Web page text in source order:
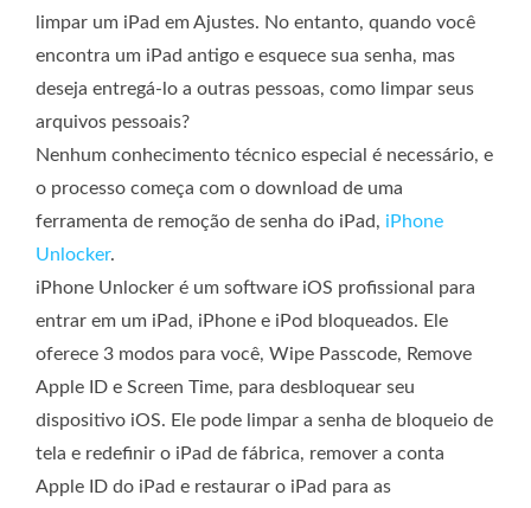
limpar um iPad em Ajustes. No entanto, quando você
encontra um iPad antigo e esquece sua senha, mas
deseja entregá-lo a outras pessoas, como limpar seus
arquivos pessoais?
Nenhum conhecimento técnico especial é necessário, e
o processo começa com o download de uma
ferramenta de remoção de senha do iPad, iPhone
Unlocker.
iPhone Unlocker é um software iOS profissional para
entrar em um iPad, iPhone e iPod bloqueados. Ele
oferece 3 modos para você, Wipe Passcode, Remove
Apple ID e Screen Time, para desbloquear seu
dispositivo iOS. Ele pode limpar a senha de bloqueio de
tela e redefinir o iPad de fábrica, remover a conta
Apple ID do iPad e restaurar o iPad para as